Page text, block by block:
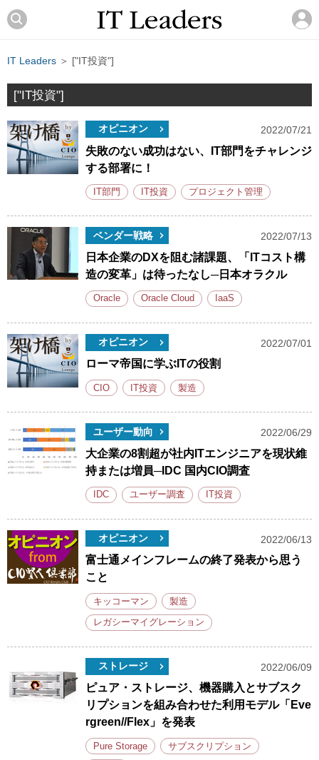
IT Leaders ＞ ["IT投資"]
["IT投資"]
オピニオン 2022/07/21
失敗のない成功はない、IT部門をチャレンジ
する部署に！
IT部門 IT投資 プロジェクト管理
ベンダー戦略 2022/07/13
日本企業のDXを阻む諸課題、「ITコスト構
造の変革」は待ったなし─日本オラクル
Oracle Oracle Cloud IaaS
オピニオン 2022/07/01
ローマ帝国に学ぶITの役割
CIO IT投資 製造
ユーザー動向 2022/06/29
大企業の8割超が社内ITエンジニアを現状維
持または増員─IDC 国内CIO調査
IDC ユーザー調査 IT投資
オピニオン 2022/06/13
富士通メインフレームの終了発表から思う
こと
キッコーマン 製造
レガシーマイグレーション
ストレージ 2022/06/09
ピュア・ストレージ、機器購入とサブスク
リプションを組み合わせた利用モデル「Eve
rgreen//Flex」を発表
Pure Storage サブスクリプション